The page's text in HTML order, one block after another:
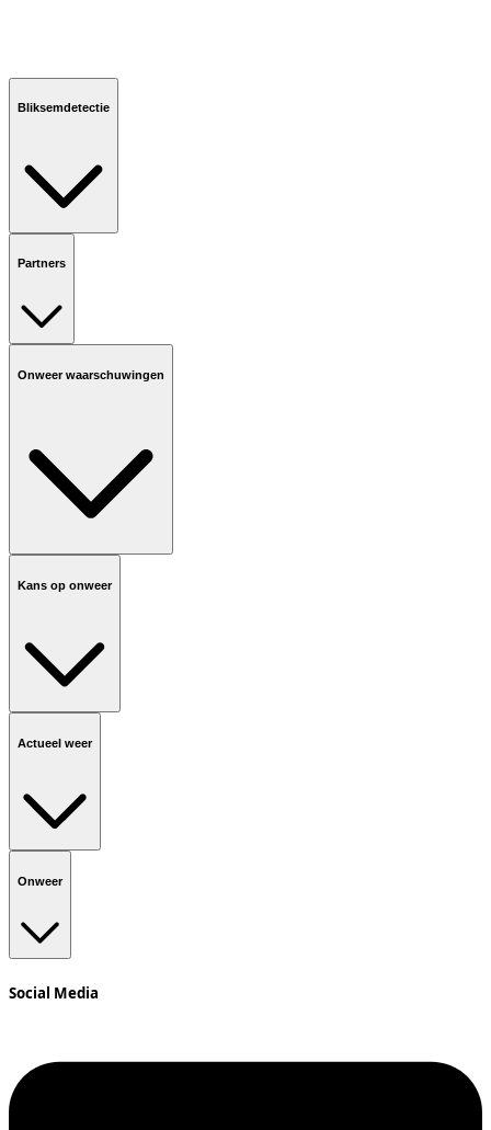
Bliksemdetectie
Partners
Onweer waarschuwingen
Kans op onweer
Actueel weer
Onweer
Social Media